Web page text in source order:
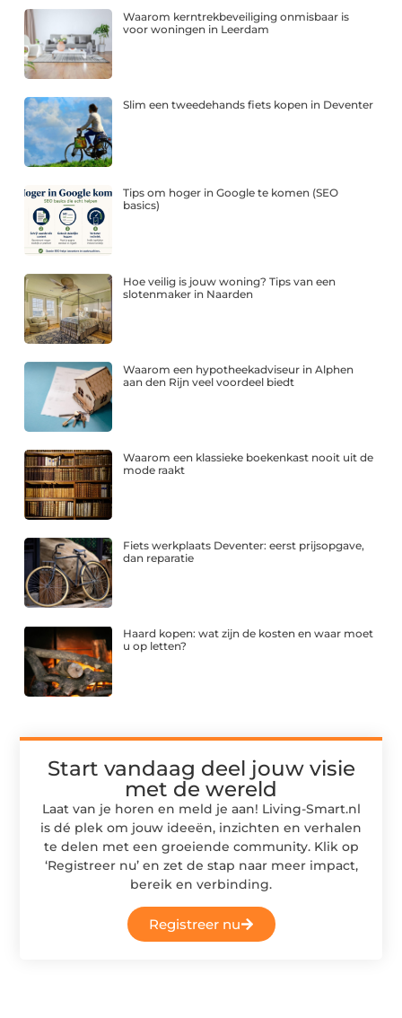
Waarom kerntrekbeveiliging onmisbaar is
voor woningen in Leerdam
Slim een tweedehands fiets kopen in Deventer
Tips om hoger in Google te komen (SEO
basics)
Hoe veilig is jouw woning? Tips van een
slotenmaker in Naarden
Waarom een hypotheekadviseur in Alphen
aan den Rijn veel voordeel biedt
Waarom een klassieke boekenkast nooit uit de
mode raakt
Fiets werkplaats Deventer: eerst prijsopgave,
dan reparatie
Haard kopen: wat zijn de kosten en waar moet
u op letten?
Start vandaag deel jouw visie
met de wereld
Laat van je horen en meld je aan! Living-Smart.nl
is dé plek om jouw ideeën, inzichten en verhalen
te delen met een groeiende community. Klik op
‘Registreer nu’ en zet de stap naar meer impact,
bereik en verbinding.
Registreer nu